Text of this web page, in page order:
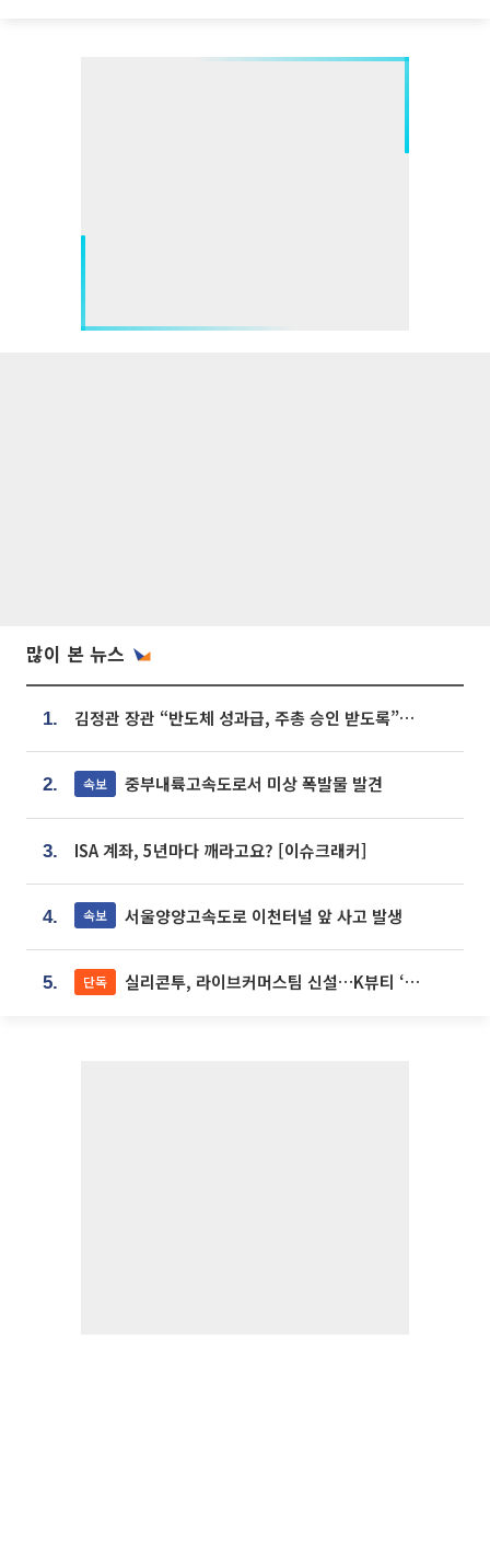
많이 본 뉴스
1. 김정관 장관 “반도체 성과급, 주총 승인 받도록”…상법·자본시장법 개정 시사
2. 속보 중부내륙고속도로서 미상 폭발물 발견
3. ISA 계좌, 5년마다 깨라고요? [이슈크래커]
4. 속보 서울양양고속도로 이천터널 앞 사고 발생
5. 단독 실리콘투, 라이브커머스팀 신설…K뷰티 ‘글로벌 판매망’ 확대[K뷰티 라방戰]